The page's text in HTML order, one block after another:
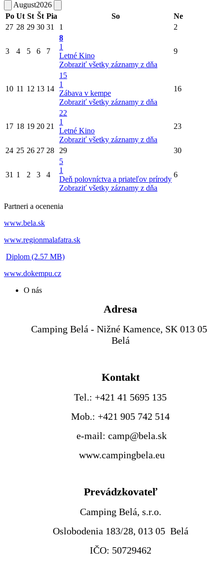
August2026
Po Ut St Št Pia So
Ne
27 28 29 30 31 1 2
3 4 5 6 7
8
1
Letné Kino
Zobraziť všetky záznamy z dňa
9
10 11 12 13 14
15
1
Zábava v kempe
Zobraziť všetky záznamy z dňa
16
17 18 19 20 21
22
1
Letné Kino
Zobraziť všetky záznamy z dňa
23
24 25 26 27 28 29 30
31 1 2 3 4
5
1
Deň polovníctva a priateľov prírody
Zobraziť všetky záznamy z dňa
6
Partneri a ocenenia
www.bela.sk
www.regionmalafatra.sk
Diplom (2.57 MB)
www.dokempu.cz
O nás
Adresa
Camping Belá - Nižné Kamence, SK 013 05
Belá
Kontakt
Tel.: +421 41 5695 135
Mob.: +421 905 742 514
e-mail: camp@bela.sk
www.campingbela.eu
Prevádzkovateľ
Camping Belá, s.r.o.
Oslobodenia 183/28, 013 05 Belá
IČO: 50729462